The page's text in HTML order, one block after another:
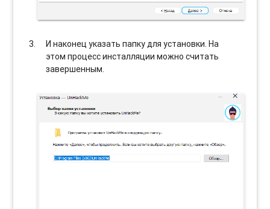
И наконец указать папку для установки. На
этом процесс инсталляции можно считать
завершенным.